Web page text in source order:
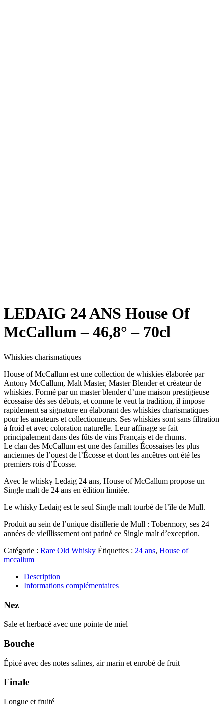
LEDAIG 24 ANS House Of
McCallum – 46,8° – 70cl
Whiskies charismatiques
House of McCallum est une collection de whiskies élaborée par
Antony McCallum, Malt Master, Master Blender et créateur de
whiskies. Formé par un master blender d’une maison prestigieuse
écossaise dès ses débuts, et comme le veut la tradition, il impose
rapidement sa signature en élaborant des whiskies charismatiques
pour les amateurs et collectionneurs. Ses whiskies sont sans filtration
à froid et avec coloration naturelle. Leur affinage se fait
principalement dans des fûts de vins Français et de rhums.
Le clan des McCallum est une des familles Écossaises les plus
anciennes de l’ouest de l’Écosse et dont les ancêtres ont été les
premiers rois d’Écosse.
Avec le whisky Ledaig 24 ans, House of McCallum propose un
Single malt de 24 ans en édition limitée.
Le whisky Ledaig est le seul Single malt tourbé de l’île de Mull.
Produit au sein de l’unique distillerie de Mull : Tobermory, ses 24
années de vieillissement ont patiné ce Single malt d’exception.
Catégorie : Rare Old Whisky Étiquettes : 24 ans, House of
mccallum
Description
Informations complémentaires
Nez
Sale et herbacé avec une pointe de miel
Bouche
Épicé avec des notes salines, air marin et enrobé de fruit
Finale
Longue et fruité